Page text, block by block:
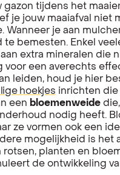
gazon tijdens het
je jouw maaiafval niet
Wanneer je aan
bemesten. Enkel
extra mineralen die
voor een averechts
leiden, houd je hier
hoekjes inrichten die
een bloemenweide
nodig heeft.
ze vormen ook een
mogelijkheid is het
planten en
de ontwikkeling